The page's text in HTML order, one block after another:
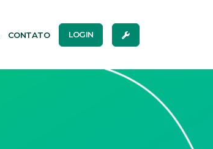
CONTATO LOGIN